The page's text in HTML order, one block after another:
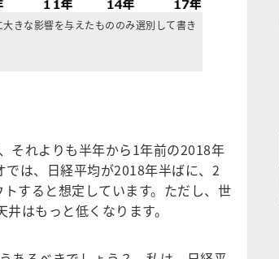
きな影響を与えたもののみ選別して書き
それよりも半年から1年前の2018年
は、日経平均が2018年半ばに、2
すると想定しています。ただし、世
はもっと低くなります。